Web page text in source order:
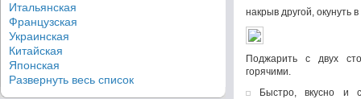
накрыв другой, окунуть
Поджарить с двух
горячими.
Быстро, вкусно и
Итальянская
Французская
Украинская
Китайская
Японская
Развернуть весь список